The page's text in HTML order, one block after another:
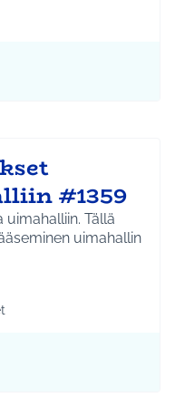
Infra ja liikenne
#1359
Tällä
uimahallin
Liikunta ja